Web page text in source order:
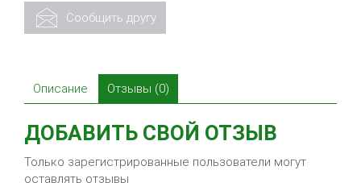
Сообщить другу
Описание Отзывы (0)
ДОБАВИТЬ СВОЙ ОТЗЫВ
Только зарегистрированные пользователи могут
оставлять отзывы